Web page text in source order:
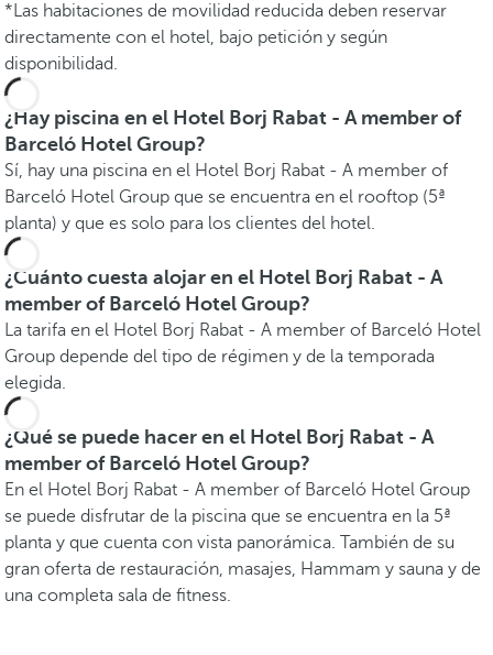
*Las habitaciones de movilidad reducida deben reservar
directamente con el hotel, bajo petición y según
disponibilidad.
¿Hay piscina en el Hotel Borj Rabat - A member of
Barceló Hotel Group?
Sí, hay una piscina en el Hotel Borj Rabat - A member of
Barceló Hotel Group que se encuentra en el rooftop (5ª
planta) y que es solo para los clientes del hotel.
¿Cuánto cuesta alojar en el Hotel Borj Rabat - A
member of Barceló Hotel Group?
La tarifa en el Hotel Borj Rabat - A member of Barceló Hotel
Group depende del tipo de régimen y de la temporada
elegida.
¿Qué se puede hacer en el Hotel Borj Rabat - A
member of Barceló Hotel Group?
En el Hotel Borj Rabat - A member of Barceló Hotel Group
se puede disfrutar de la piscina que se encuentra en la 5ª
planta y que cuenta con vista panorámica. También de su
gran oferta de restauración, masajes, Hammam y sauna y de
una completa sala de fitness.